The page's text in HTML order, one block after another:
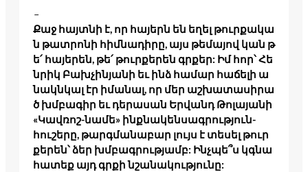
–
Քաջ հայտնի է, որ հայերն են եղել թուրքակա
ն թատրոնի հիմնադիրը, այս թեմայով կան թ
ե՛ հայերեն, թե՛ թուրքերեն գրքեր: Իմ հոր՝ Հե
նրիկ Բախչինյանի եւ ինձ համար հաճելի ա
նակնկալ էր իմանալ, որ մեր աշխատասիրա
ծ խմբագիր եւ դերասան Երվանդ Թոլայանի
«Կավռոշ-նամե» ինքնակենսագրություն-
հուշերը, թարգմանաբար լույս է տեսել թուր
քերեն՝ ձեր խմբագրությամբ: Ինչպե՞ս կգնա
հատեք այդ գրքի նշանակությունը: